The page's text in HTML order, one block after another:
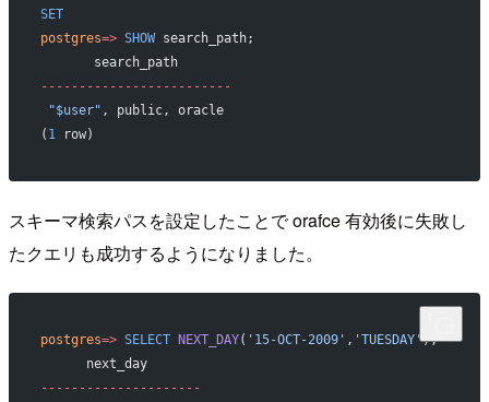
SET
postgres=> SHOW search_path;
       search_path
-------------------------
"$user" , public, oracle
( 1 row)
スキーマ検索パスを設定したことで orafce 有効後に失敗し
たクエリも成功するようになりました。
postgres=> SELECT NEXT_DAY( '15-OCT-2009' , 'TUESDAY');
      next_day
---------------------